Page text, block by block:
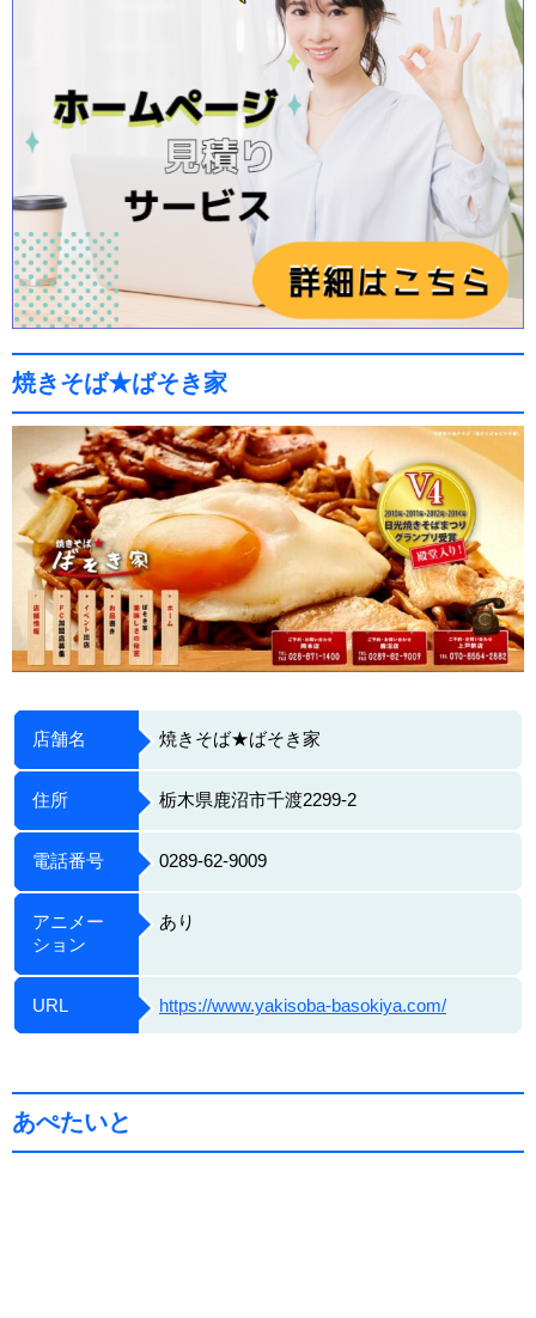
焼きそば★ばそき家
店舗名 焼きそば★ばそき家
住所 栃木県鹿沼市千渡2299-2
電話番号 0289-62-9009
アニメー
ション
あり
URL https://www.yakisoba-basokiya.com/
あぺたいと